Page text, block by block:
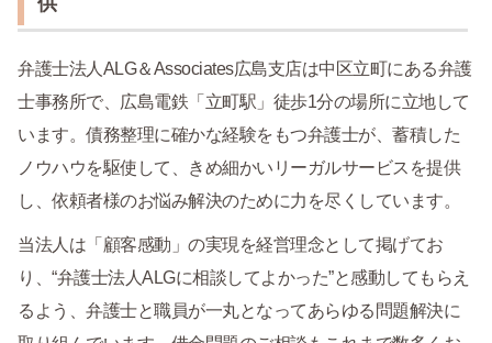
弁護士法人ALG＆Associates広島支店は中区立町にある弁護
士事務所で、広島電鉄「立町駅」徒歩1分の場所に立地して
います。債務整理に確かな経験をもつ弁護士が、蓄積した
ノウハウを駆使して、きめ細かいリーガルサービスを提供
し、依頼者様のお悩み解決のために力を尽くしています。
当法人は「顧客感動」の実現を経営理念として掲げてお
り、“弁護士法人ALGに相談してよかった”と感動してもらえ
るよう、弁護士と職員が一丸となってあらゆる問題解決に